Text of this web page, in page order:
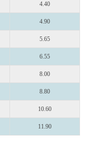
4.40
4.90
5.65
6.55
8.00
8.80
10.60
11.90